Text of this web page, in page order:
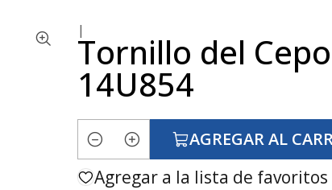
|
Tornillo del
14U854
Cantidad
AGREGAR AL
Agregar a la lista de favoritos